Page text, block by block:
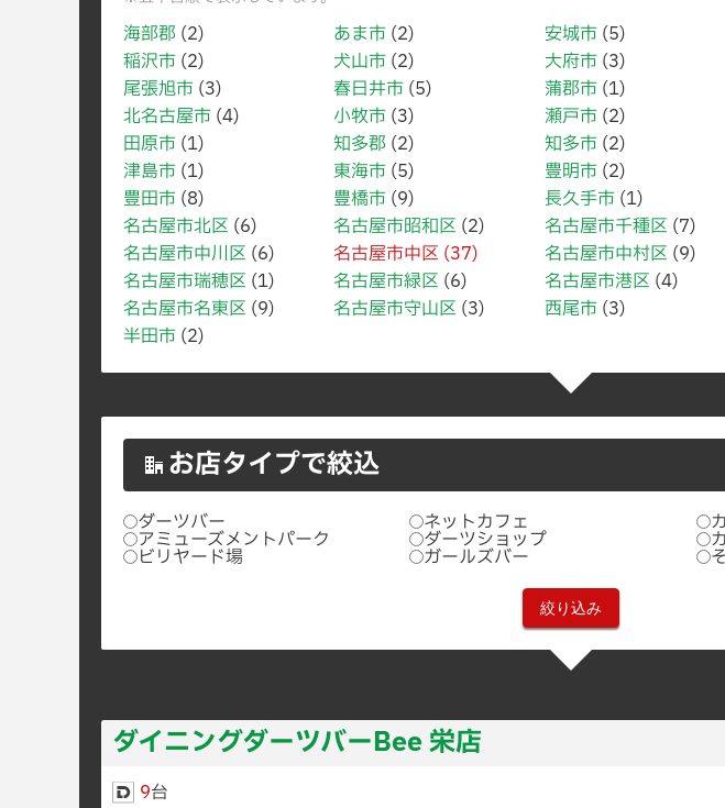
海部郡 (2) あま市 (2) 安城市(5)
稲沢市 (2) 犬山市 (2) 大府市(3)
尾張旭市 (3) 春日井市 (5) 蒲郡市(1)
北名古屋市 (4) 小牧市 (3) 瀬戸市(2)
田原市 (1) 知多郡 (2) 知多市(2)
津島市 (1) 東海市 (5) 豊明市(2)
豊田市 (8) 豊橋市 (9) 長久手市(1)
名古屋市北区 (6) 名古屋市昭和区 (2) 名古屋市千種区 (7)
名古屋市中川区 (6) 名古屋市中区 (37) 名古屋市中村区 (9)
名古屋市瑞穂区 (1) 名古屋市緑区 (6) 名古屋市港区 (4)
名古屋市名東区 (9) 名古屋市守山区 (3) 西尾市(3)
半田市 (2)
お店タイプで絞込
ダーツバー ネットカフェ
アミューズメントパーク ダーツショップ
ビリヤード場 ガールズバー
ダイニングダーツバーBee 栄店
9台